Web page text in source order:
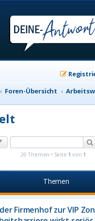
Foren-Übersicht
20 Themen • Seite 1 von 1
Themen
Firmenhof zur VIP